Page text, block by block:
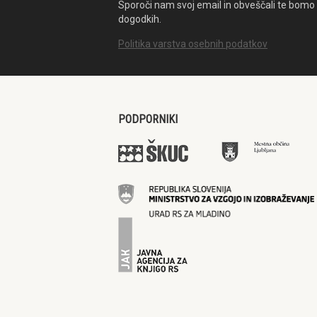
Sporoči nam svoj email in obveščali te
dogodkih.
Politika varstva osebnih podatkov
PODPORNIKI